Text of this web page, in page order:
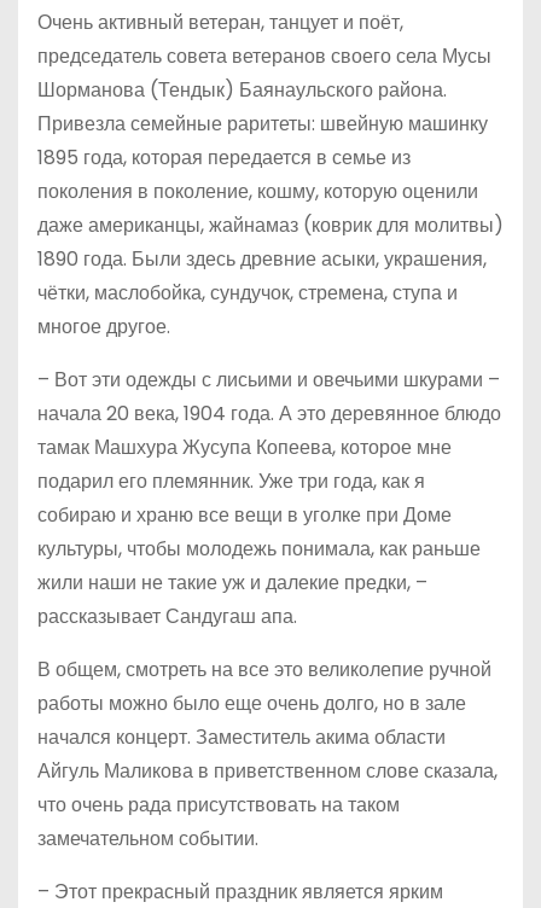
Очень активный ветеран, танцует и поёт,
председатель совета ветеранов своего села Мусы
Шорманова (Тендык) Баянаульского района.
Привезла семейные раритеты: швейную машинку
1895 года, которая передается в семье из
поколения в поколение, кошму, которую оценили
даже американцы, жайнамаз (коврик для молитвы)
1890 года. Были здесь древние асыки, украшения,
чётки, маслобойка, сундучок, стремена, ступа и
многое другое.
– Вот эти одежды с лисьими и овечьими шкурами –
начала 20 века, 1904 года. А это деревянное блюдо
тамак Машхура Жусупа Копеева, которое мне
подарил его племянник. Уже три года, как я
собираю и храню все вещи в уголке при Доме
культуры, чтобы молодежь понимала, как раньше
жили наши не такие уж и далекие предки, –
рассказывает Сандугаш апа.
В общем, смотреть на все это великолепие ручной
работы можно было еще очень долго, но в зале
начался концерт. Заместитель акима области
Айгуль Маликова в приветственном слове сказала,
что очень рада присутствовать на таком
замечательном событии.
– Этот прекрасный праздник является ярким